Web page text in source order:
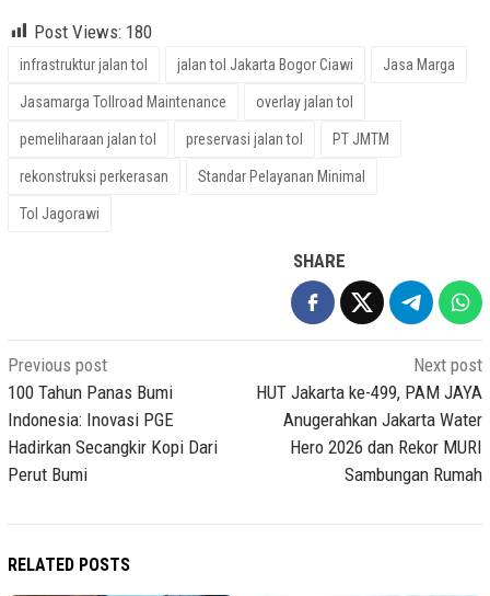
Post Views: 180
infrastruktur jalan tol jalan tol Jakarta Bogor Ciawi Jasa Marga
Jasamarga Tollroad Maintenance overlay jalan tol
pemeliharaan jalan tol preservasi jalan tol PT JMTM
rekonstruksi perkerasan Standar Pelayanan Minimal
Tol Jagorawi
SHARE
Post
navigation
Previous post
100 Tahun Panas Bumi
Indonesia: Inovasi PGE
Hadirkan Secangkir Kopi Dari
Perut Bumi
Next post
HUT Jakarta ke-499, PAM JAYA
Anugerahkan Jakarta Water
Hero 2026 dan Rekor MURI
Sambungan Rumah
RELATED POSTS